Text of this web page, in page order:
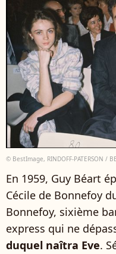
© BestImage, RINDOFF-PATERSON /
En 1959, Guy Béart
Cécile de Bonnefoy
Bonnefoy, sixième
express qui ne
duquel naîtra Eve.